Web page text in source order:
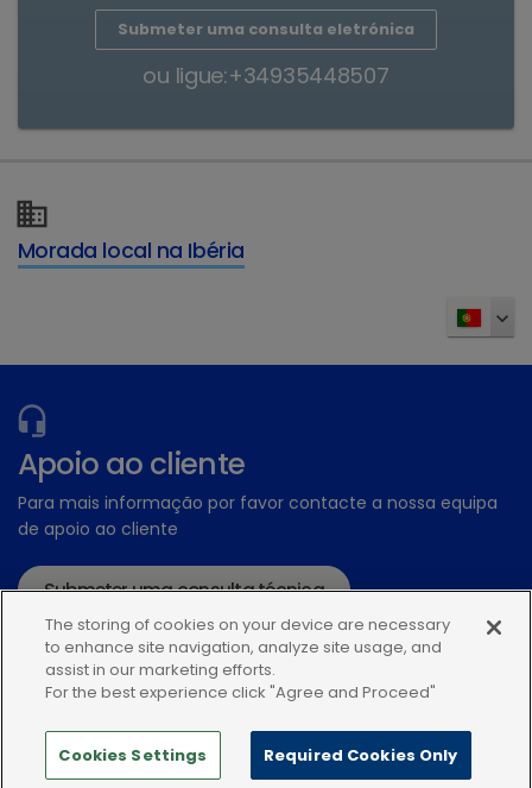
Submeter uma consulta eletrónica
ou ligue:+34935448507
Morada local na Ibéria
Apoio ao cliente
Para mais informação por favor contacte a nossa equipa
de apoio ao cliente
Submeter uma consulta técnica
ou ligue:+34935448507
The storing of cookies on your device are necessary
to enhance site navigation, analyze site usage, and
assist in our marketing efforts.
For the best experience click "Agree and Proceed"
Cookies Settings Required Cookies Only